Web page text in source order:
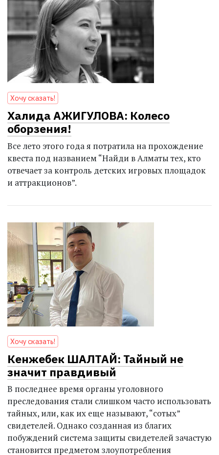
Хочу сказать!
Халида АЖИГУЛОВА: Колесо
оборзения!
Все лето этого года я потратила на прохождение
квеста под названием “Найди в Алматы тех, кто
отвечает за контроль детских игровых площадок
и аттракционов”.
Хочу сказать!
Кенжебек ШАЛТАЙ: Тайный не
значит правдивый
В последнее время органы уголовного
преследования стали слишком часто использовать
тайных, или, как их еще называют, “сотых”
свидетелей. Однако созданная из благих
побуждений система защиты свидетелей зачастую
становится предметом злоупотребления